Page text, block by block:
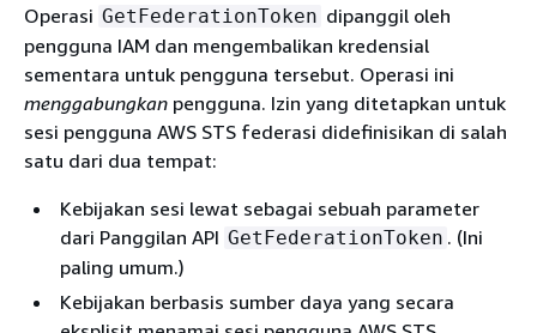
Operasi GetFederationToken dipanggil oleh
pengguna IAM dan mengembalikan kredensial
sementara untuk pengguna tersebut. Operasi ini
menggabungkan pengguna. Izin yang ditetapkan untuk
sesi pengguna AWS STS federasi didefinisikan di salah
satu dari dua tempat:
Kebijakan sesi lewat sebagai sebuah parameter
dari Panggilan API GetFederationToken . (Ini
paling umum.)
Kebijakan berbasis sumber daya yang secara